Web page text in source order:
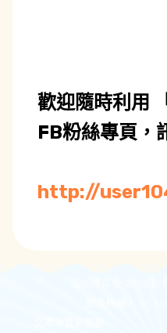
歡迎隨時利用
FB粉絲專頁，
http://